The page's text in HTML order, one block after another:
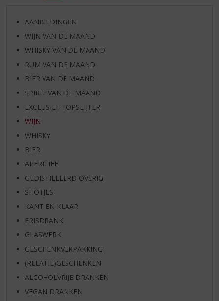
AANBIEDINGEN
WIJN VAN DE MAAND
WHISKY VAN DE MAAND
RUM VAN DE MAAND
BIER VAN DE MAAND
SPIRIT VAN DE MAAND
EXCLUSIEF TOPSLIJTER
WIJN
WHISKY
BIER
APERITIEF
GEDISTILLEERD OVERIG
SHOTJES
KANT EN KLAAR
FRISDRANK
GLASWERK
GESCHENKVERPAKKING
(RELATIE)GESCHENKEN
ALCOHOLVRIJE DRANKEN
VEGAN DRANKEN